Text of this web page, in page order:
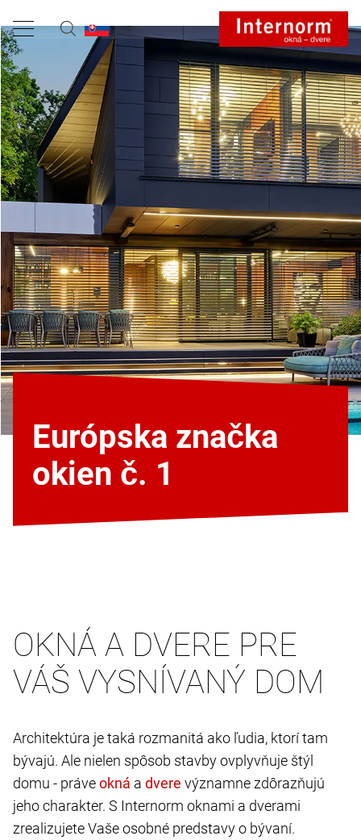
Európska značka
okien č. 1
OKNÁ A DVERE PRE
VÁŠ VYSNÍVANÝ DOM
Architektúra je taká rozmanitá ako ľudia, ktorí tam
bývajú. Ale nielen spôsob stavby ovplyvňuje štýl
domu - práve
a
významne zdôrazňujú
jeho charakter. S Internorm oknami a dverami
zrealizujete Vaše osobné predstavy o bývaní.